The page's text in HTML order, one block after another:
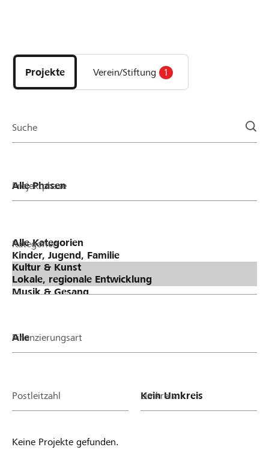
DE FR IT
Projekte
und
Organisationen
Projekte Verein/Stiftung 1
Suche
Projektphase
Kategorien
Finanzierungsart
Postleitzahl Umkreis
Keine Projekte gefunden.